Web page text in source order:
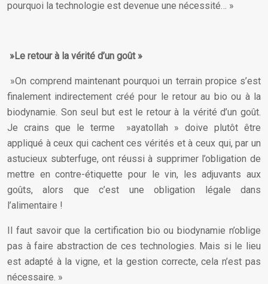
pourquoi la technologie est devenue une nécessité… »
»Le retour à la vérité d’un goût »
»On comprend maintenant pourquoi un terrain propice s’est
finalement indirectement créé pour le retour au bio ou à la
biodynamie. Son seul but est le retour à la vérité d’un goût.
Je crains que le terme »ayatollah » doive plutôt être
appliqué à ceux qui cachent ces vérités et à ceux qui, par un
astucieux subterfuge, ont réussi à supprimer l’obligation de
mettre en contre-étiquette pour le vin, les adjuvants aux
goûts, alors que c’est une obligation légale dans
l’alimentaire !
Il faut savoir que la certification bio ou biodynamie n’oblige
pas à faire abstraction de ces technologies. Mais si le lieu
est adapté à la vigne, et la gestion correcte, cela n’est pas
nécessaire. »